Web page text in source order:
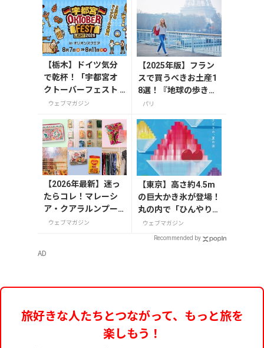
【栃木】ドイツ気分
で乾杯！「宇都宮オ
クトーバーフェスト L
ight 2026」が8月7日
ウェブマガジン
【2025年版】フラン
スで買うべきお土産1
8選！『地球の歩き
方』編集者おすすめの
介
パリ
【2026年最新】迷っ
たらコレ！マレーシ
ア・クアラルンプー
ルで絶対買いたいお
ウェブマガジン
【東京】高さ約4.5m
の巨大かき氷が登場！
丸の内で「ひんやりＫ
ＩＴＴＥ」が8月7日
から開催の画像一覧
ウェブマガジン
Recommended by
AD
旅好きな人たちとつながって、もっと旅を
楽しもう！